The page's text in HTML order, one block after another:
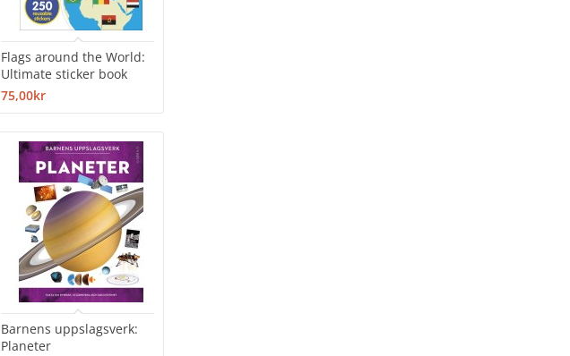
Flags around the World:
Ultimate sticker book
75,00kr
Barnens uppslagsverk:
Planeter